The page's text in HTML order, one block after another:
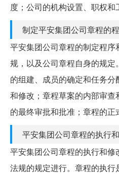
度；公司的机构设置、职权和
制定平安集团公司章程的
平安集团公司章程的制定程
规，以及公司章程自身的规
的组建、成员的确定和任务
和修改；章程草案的内部审
的最终审批和批准；章程的正
平安集团公司章程的执行
平安集团公司章程的执行和
法规的规定进行。章程的执